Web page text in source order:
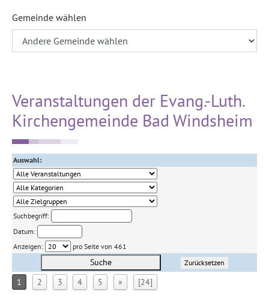
Gemeinde wählen
Veranstaltungen der Evang.-Luth.
Kirchengemeinde Bad Windsheim
Auswahl:
Suchbegriff:
Datum:
Anzeigen:
pro Seite von 461
Suche Zurücksetzen
1 2 3 4 5 » [24]